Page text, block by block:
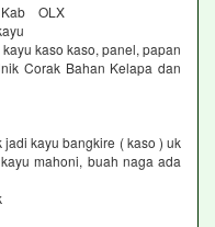
Kab OLX
kaso kaso, panel, papan
Corak Bahan Kelapa dan
kayu bangkire ( kaso ) uk
mahoni, buah naga ada